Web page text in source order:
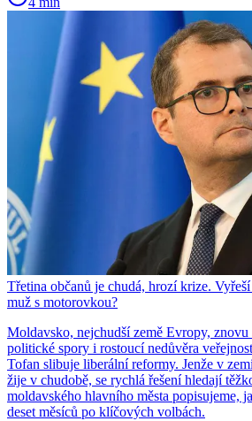
Třetina občanů je chudá, hrozí krize.
muž s motorovkou?
Moldavsko, nejchudší země Evropy, znovu
politické spory i rostoucí nedůvěra
Tofan slibuje liberální reformy. Jenže v
žije v chudobě, se rychlá řešení hledají
moldavského hlavního města popisujeme,
deset měsíců po klíčových volbách.